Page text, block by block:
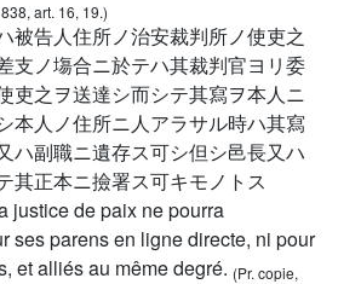
art. 16, 19.)
被告人住所ノ治安裁判所ノ使吏之
支ノ塲合ニ於テハ其裁判官ヨリ委
吏之ヲ送達シ而シテ其寫ヲ本人ニ
本人ノ住所ニ人アラサル時ハ其寫
ハ副職ニ遺存ス可シ但シ邑長又ハ
其正本ニ撿署ス可キモノトス
justice de paix ne pourra
ses parens en ligne directe, ni pour
et alliés au même degré. (Pr. copie,